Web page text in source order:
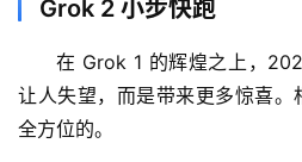
Grok 2 小步快跑
在 Grok 1 的辉煌之上，
让人失望，而是带来更多惊喜
全方位的。